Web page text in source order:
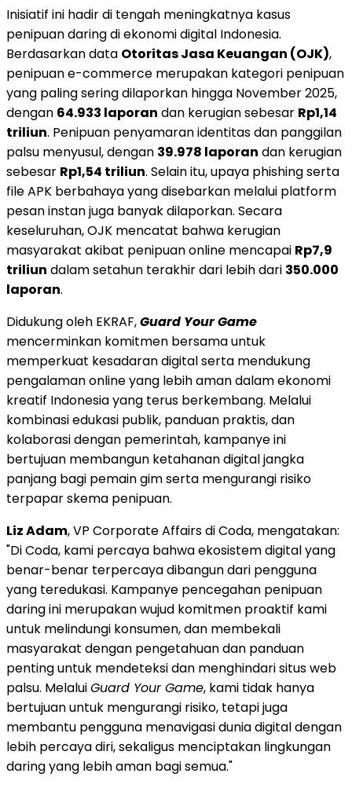
Inisiatif ini hadir di tengah meningkatnya kasus
penipuan daring di ekonomi digital Indonesia.
Berdasarkan data Otoritas Jasa Keuangan (OJK),
penipuan e-commerce merupakan kategori penipuan
yang paling sering dilaporkan hingga November 2025,
dengan 64.933 laporan dan kerugian sebesar Rp1,14
triliun. Penipuan penyamaran identitas dan panggilan
palsu menyusul, dengan 39.978 laporan dan kerugian
sebesar Rp1,54 triliun. Selain itu, upaya phishing serta
file APK berbahaya yang disebarkan melalui platform
pesan instan juga banyak dilaporkan. Secara
keseluruhan, OJK mencatat bahwa kerugian
masyarakat akibat penipuan online mencapai Rp7,9
triliun dalam setahun terakhir dari lebih dari 350.000
laporan.
Didukung oleh EKRAF,Guard Your Game
mencerminkan komitmen bersama untuk
memperkuat kesadaran digital serta mendukung
pengalaman online yang lebih aman dalam ekonomi
kreatif Indonesia yang terus berkembang. Melalui
kombinasi edukasi publik, panduan praktis, dan
kolaborasi dengan pemerintah, kampanye ini
bertujuan membangun ketahanan digital jangka
panjang bagi pemain gim serta mengurangi risiko
terpapar skema penipuan.
Liz Adam, VP Corporate Affairs di Coda, mengatakan:
"Di Coda, kami percaya bahwa ekosistem digital yang
benar-benar terpercaya dibangun dari pengguna
yang teredukasi. Kampanye pencegahan penipuan
daring ini merupakan wujud komitmen proaktif kami
untuk melindungi konsumen, dan membekali
masyarakat dengan pengetahuan dan panduan
penting untuk mendeteksi dan menghindari situs web
palsu. MelaluiGuard Your Game, kami tidak hanya
bertujuan untuk mengurangi risiko, tetapi juga
membantu pengguna menavigasi dunia digital dengan
lebih percaya diri, sekaligus menciptakan lingkungan
daring yang lebih aman bagi semua."